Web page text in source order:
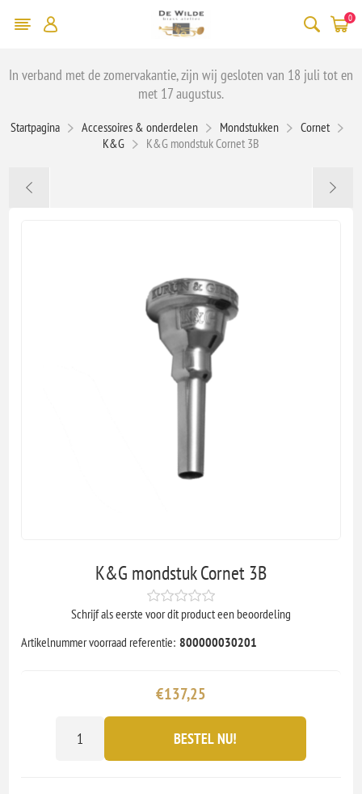
0
In verband met de zomervakantie, zijn wij gesloten van 18 juli tot en
met 17 augustus.
Startpagina Accessoires & onderdelen Mondstukken
Cornet
K&G
K&G mondstuk Cornet 3B
K&G mondstuk Cornet 3B
Schrijf als eerste voor dit product een beoordeling
Artikelnummer voorraad referentie: 800000030201
€137,25
BESTEL NU!